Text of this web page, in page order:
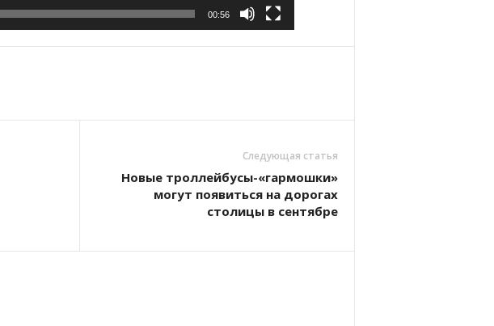
00:56
Следующая статья
Новые троллейбусы-«гармошки»
могут появиться на дорогах
столицы в сентябре